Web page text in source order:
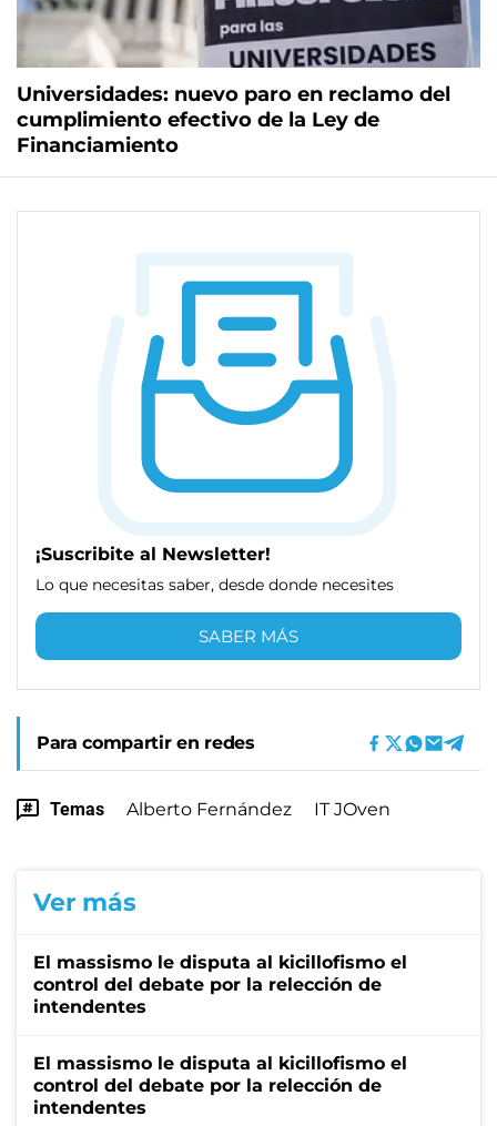
Universidades: nuevo paro en reclamo del
cumplimiento efectivo de la Ley de
Financiamiento
¡Suscribite al Newsletter!
Lo que necesitas saber, desde donde necesites
SABER MÁS
Para compartir en redes
Temas Alberto Fernández IT JOven
Ver más
El massismo le disputa al kicillofismo el
control del debate por la relección de
intendentes
El massismo le disputa al kicillofismo el
control del debate por la relección de
intendentes